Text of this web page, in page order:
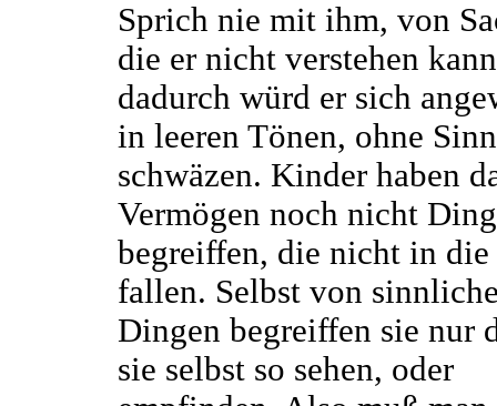
Sprich nie mit ihm, von
die er nicht verstehen
dadurch würd er sich
in leeren Tönen, ohne
schwäzen. Kinder haben
Vermögen noch nicht
begreiffen, die nicht in die
fallen. Selbst von
Dingen begreiffen sie nur
sie selbst so sehen, oder